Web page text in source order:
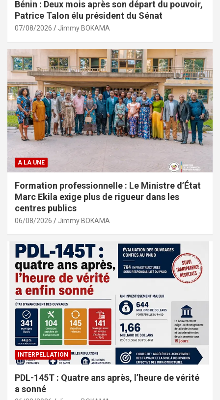
Bénin : Deux mois après son départ du pouvoir,
Patrice Talon élu président du Sénat
07/08/2026 Jimmy BOKAMA
A LA UNE
Formation professionnelle : Le Ministre d’État
Marc Ekila exige plus de rigueur dans les
centres publics
06/08/2026 Jimmy BOKAMA
INTERPELLATION
PDL-145T : Quatre ans après, l’heure de vérité
a sonné